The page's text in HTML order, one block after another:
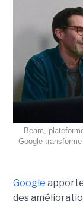
Beam,
Google
Google
des